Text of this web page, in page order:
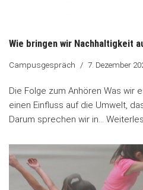
Wie bringen wir Nachhaltigkeit
Campusgespräch 7. Dezember
Die Folge zum Anhören Was wir
einen Einfluss auf die Umwelt,
Darum sprechen wir in…